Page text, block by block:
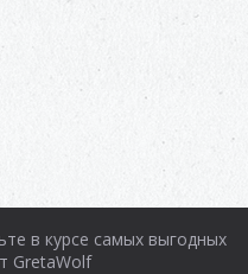
в курсе самых выгодных
GretaWolf